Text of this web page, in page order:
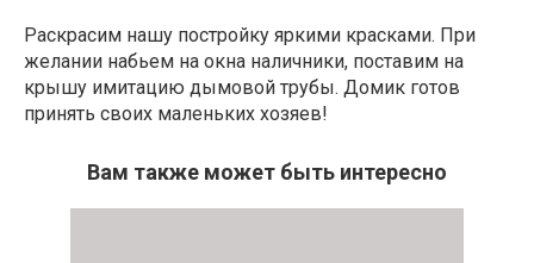
Раскрасим нашу постройку яркими красками. При
желании набьем на окна наличники, поставим на
крышу имитацию дымовой трубы. Домик готов
принять своих маленьких хозяев!
Вам также может быть интересно